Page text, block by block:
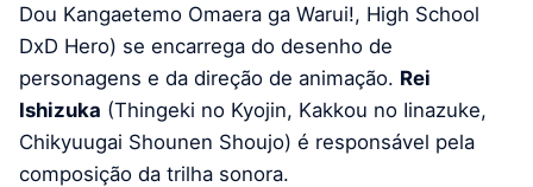
Dou Kangaetemo Omaera ga Warui!, High School
DxD Hero) se encarrega do desenho de
personagens e da direção de animação. Rei
Ishizuka (Thingeki no Kyojin, Kakkou no Iinazuke,
Chikyuugai Shounen Shoujo) é responsável pela
composição da trilha sonora.